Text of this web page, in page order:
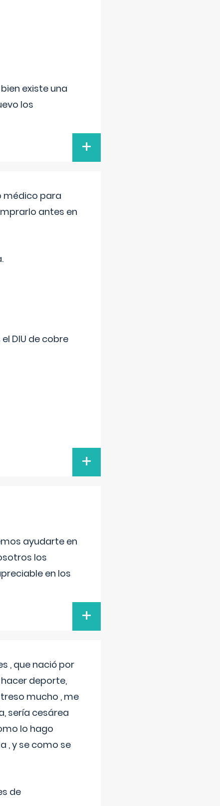
existe una
los
+
médico para
antes en
DIU de cobre
+
ayudarte en
los
en los
+
, que nació por
deporte,
mucho , me
sería cesárea
lo hago
, y se como se
de